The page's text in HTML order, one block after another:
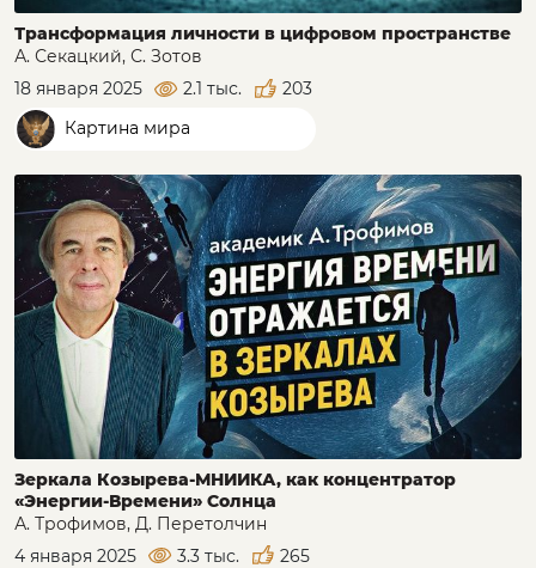
Трансформация личности в цифровом пространстве
А. Секацкий, С. Зотов
18 января 2025
2.1 тыс.
203
Картина мира
Зеркала Козырева-МНИИКА, как концентратор
«Энергии-Времени» Солнца
А. Трофимов, Д. Перетолчин
4 января 2025
3.3 тыс.
265